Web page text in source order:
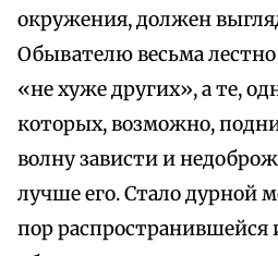
окружения, должен
Обывателю весьма
«не хуже других», а те,
которых, возможно,
волну зависти и
лучше его. Стало дурной
пор распространившейся